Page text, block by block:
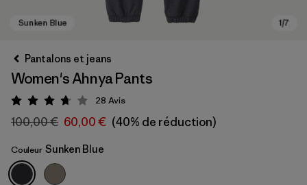
Sunken Blue
Pantalons et jeans
Women's Ahnya Pants
Évaluation: 3.7 / 5
28 Avis
100,00 € 60,00 € (40% de réduction)
Couleur Sunken Blue